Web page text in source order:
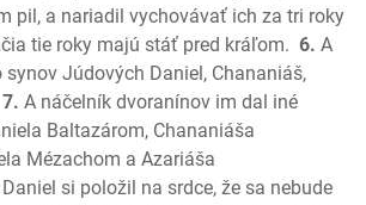
pil, a nariadil vychovávať ich za tri roky
tie roky majú stáť pred kráľom. 6. A
Júdových Daniel, Chananiáš,
7. A náčelník dvoranínov im dal iné
Baltazárom, Chananiáša
Mézachom a Azariáša
si položil na srdce, že sa nebude